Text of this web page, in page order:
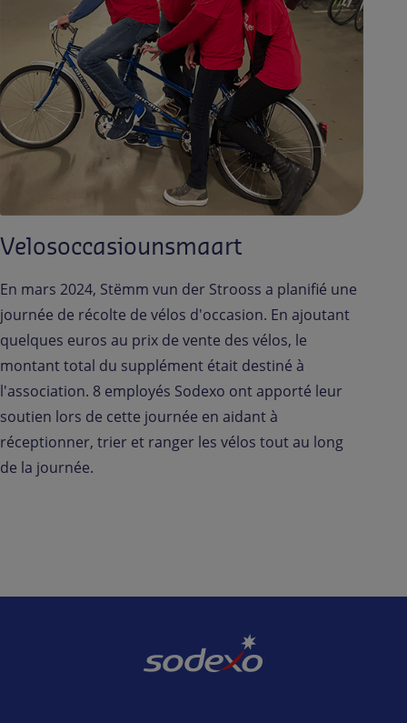
Velosoccasiounsmaart
En mars 2024, Stëmm vun der Strooss a planifié une
journée de récolte de vélos d'occasion. En ajoutant
quelques euros au prix de vente des vélos, le
montant total du supplément était destiné à
l'association. 8 employés Sodexo ont apporté leur
soutien lors de cette journée en aidant à
réceptionner, trier et ranger les vélos tout au long
de la journée.